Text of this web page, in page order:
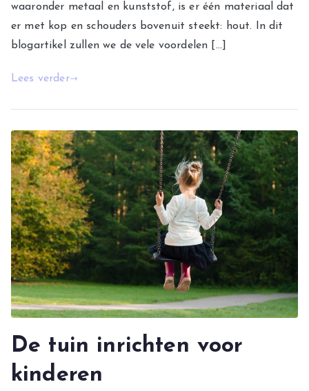
waaronder metaal en kunststof, is er één materiaal dat
er met kop en schouders bovenuit steekt: hout. In dit
blogartikel zullen we de vele voordelen […]
Lees verder
De tuin inrichten voor
kinderen